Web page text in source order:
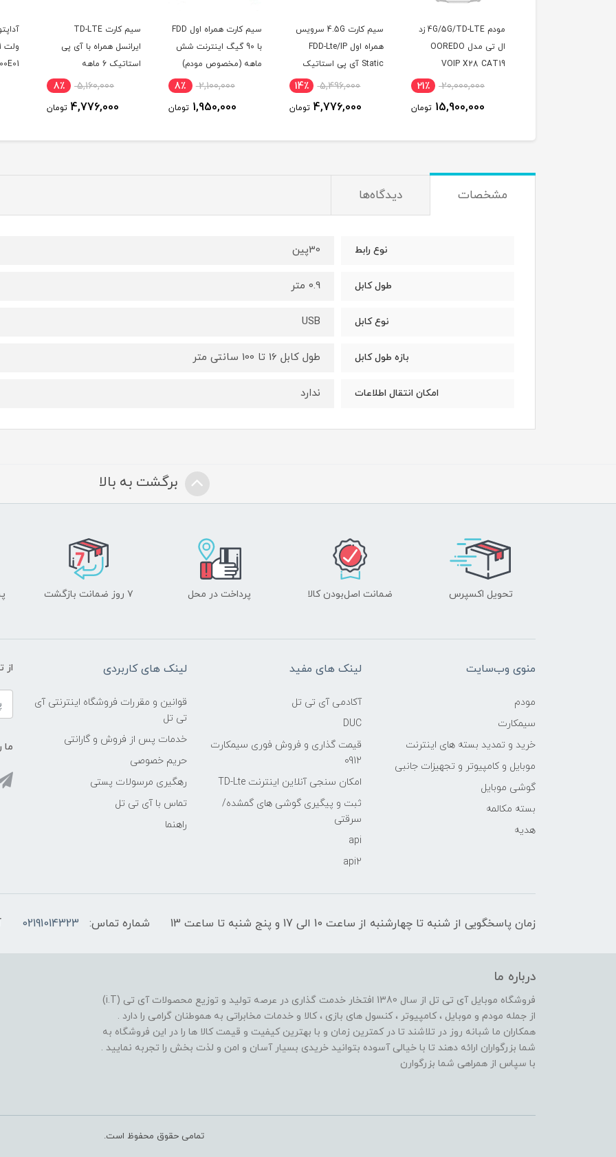
سیم کارت 4.5G سرویس
همراه اول FDD-Lte/IP
Static آی پی استاتیک
شش ماهه (مخصوص
5,496,000 14٪
4,776,000 تومان
سیم کارت همراه اول FDD
با 90 گیگ اینترنت شش
ماهه (مخصوص مودم)
2,100,000 8٪
1,950,000 تومان
سیم کارت TD-LTE
ایرانسل همراه با آی پی
استاتیک 6 ماهه
5,160,000 8٪
4,776,000 تومان
ولت 1 آمپر مدل HW-
120100E01
690,000 7٪
645,000 تومان
مشخصات دیدگاه‌ها
نوع رابط 30پین
طول کابل 0.9 متر
نوع کابل USB
بازه طول کابل طول کابل 16 تا 100 سانتی متر
امکان انتقال اطلاعات ندارد
برگشت به بالا
تحویل اکسپرس ضمانت اصل‌بودن کالا پرداخت در محل ۷ روز ضمانت بازگشت
منوی وب‌سایت
مودم
سیمکارت
خرید و تمدید بسته های اینترنت
موبایل و کامپیوتر و تجهیزات جانبی
گوشی موبایل
بسته مکالمه
هدیه
لینک های مفید
آکادمی آی تی تل
DUC
قیمت گذاری و فروش فوری سیمکارت
0912
امکان سنجی آنلاین اینترنت TD-Lte
ثبت و پیگیری گوشی های گمشده/
سرقتی
api
api2
لینک های کاربردی
قوانین و مقررات فروشگاه اینترنتی آی
تی تل
خدمات پس از فروش و گارانتی
حریم خصوصی
رهگیری مرسولات پستی
تماس با آی تی تل
راهنما
از
ما
زمان پاسخگویی از شنبه تا چهارشنبه از ساعت 10 الی 17 و پنج شنبه تا ساعت 13 شماره تماس: 02191014323
درباره ما
فروشگاه موبایل آی تی تل از سال 1380 افتخار خدمت گذاری در عرصه تولید و توزیع محصولات آی تی (i.T)
از جمله مودم و موبایل ، کامپیوتر ، کنسول های بازی ، کالا و خدمات مخابراتی به هموطنان گرامی را دارد .
همکاران ما شبانه روز در تلاشند تا در کمترین زمان و با بهترین کیفیت و قیمت کالا ها را در این فروشگاه به
شما بزرگواران ارائه دهند تا با خیالی آسوده بتوانید خریدی بسیار آسان و امن و لذت بخش را تجربه نمایید .
با سپاس از همراهی شما بزرگوارن
تمامی حقوق محفوظ است.